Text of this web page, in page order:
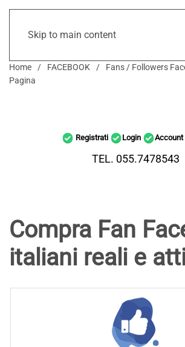
Skip to main content
Home FACEBOOK
Fans / Followers
Pagina
Registrati Login Account
TEL. 055.7478543
Compra Fan
italiani reali e